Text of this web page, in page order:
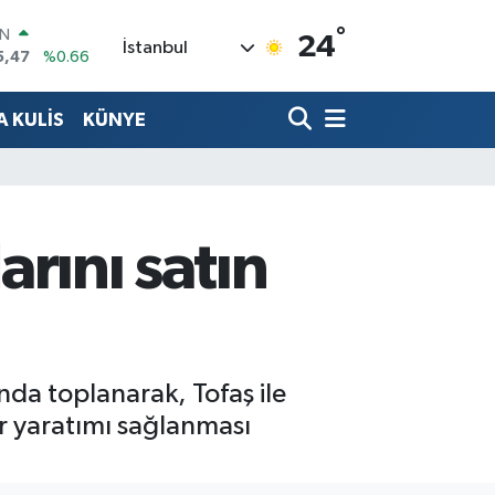
%0.05
%0.22
%0.66
İstanbul 24°
KULİS KÜNYE
satın
toplanarak, Tofaş ile
sağlanması